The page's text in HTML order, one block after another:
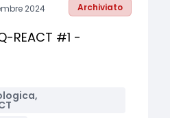
2024 Archiviato
REACT #1 -